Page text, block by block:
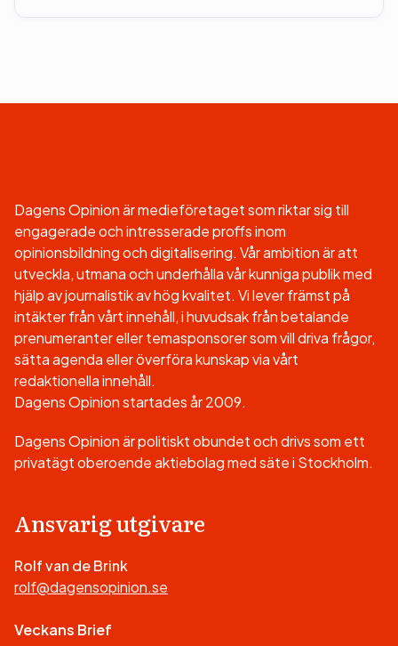
Dagens Opinion är medieföretaget som riktar sig till
engagerade och intresserade proffs inom
opinionsbildning och digitalisering. Vår ambition är att
utveckla, utmana och underhålla vår kunniga publik med
hjälp av journalistik av hög kvalitet. Vi lever främst på
intäkter från vårt innehåll, i huvudsak från betalande
prenumeranter eller temasponsorer som vill driva frågor,
sätta agenda eller överföra kunskap via vårt
redaktionella innehåll.
Dagens Opinion startades år 2009.
Dagens Opinion är politiskt obundet och drivs som ett
privatägt oberoende aktiebolag med säte i Stockholm.
Ansvarig utgivare
Rolf van de Brink
rolf@dagensopinion.se
Veckans Brief